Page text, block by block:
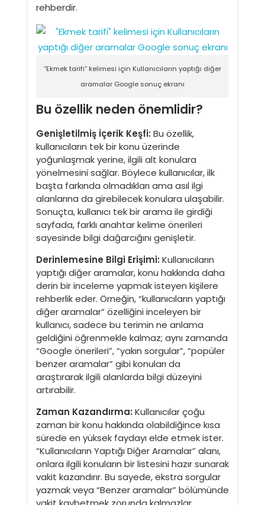
rehberdir.
“Ekmek tarifi” kelimesi için Kullanıcıların yaptığı diğer
aramalar Google sonuç ekranı
Bu özellik neden önemlidir?
Genişletilmiş İçerik Keşfi: Bu özellik,
kullanıcıların tek bir konu üzerinde
yoğunlaşmak yerine, ilgili alt konulara
yönelmesini sağlar. Böylece kullanıcılar, ilk
başta farkında olmadıkları ama asıl ilgi
alanlarına da girebilecek konulara ulaşabilir.
Sonuçta, kullanıcı tek bir arama ile girdiği
sayfada, farklı anahtar kelime önerileri
sayesinde bilgi dağarcığını genişletir.
Derinlemesine Bilgi Erişimi: Kullanıcıların
yaptığı diğer aramalar, konu hakkında daha
derin bir inceleme yapmak isteyen kişilere
rehberlik eder. Örneğin, “kullanıcıların yaptığı
diğer aramalar” özelliğini inceleyen bir
kullanıcı, sadece bu terimin ne anlama
geldiğini öğrenmekle kalmaz; aynı zamanda
“Google önerileri”, “yakın sorgular”, “popüler
benzer aramalar” gibi konuları da
araştırarak ilgili alanlarda bilgi düzeyini
artırabilir.
Zaman Kazandırma: Kullanıcılar çoğu
zaman bir konu hakkında olabildiğince kısa
sürede en yüksek faydayı elde etmek ister.
“Kullanıcıların Yaptığı Diğer Aramalar” alanı,
onlara ilgili konuların bir listesini hazır sunarak
vakit kazandırır. Bu sayede, ekstra sorgular
yazmak veya “Benzer aramalar” bölümünde